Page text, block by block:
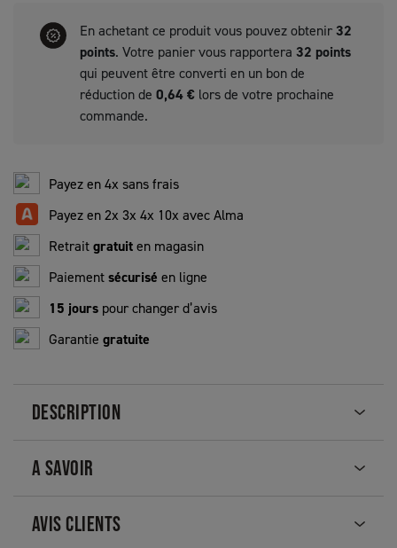
En achetant ce produit vous pouvez obtenir32
points. Votre panier vous rapportera 32 points
qui peuvent être converti en un bon de
réduction de 0,64 €lors de votre prochaine
commande.
Payez en 4x sans frais
Payez en 2x 3x 4x 10x avec Alma
Retraitgratuiten magasin
Paiementsécurisé en ligne
15 jours pour changer d’avis
Garantie gratuite
DESCRIPTION
A SAVOIR
AVIS CLIENTS